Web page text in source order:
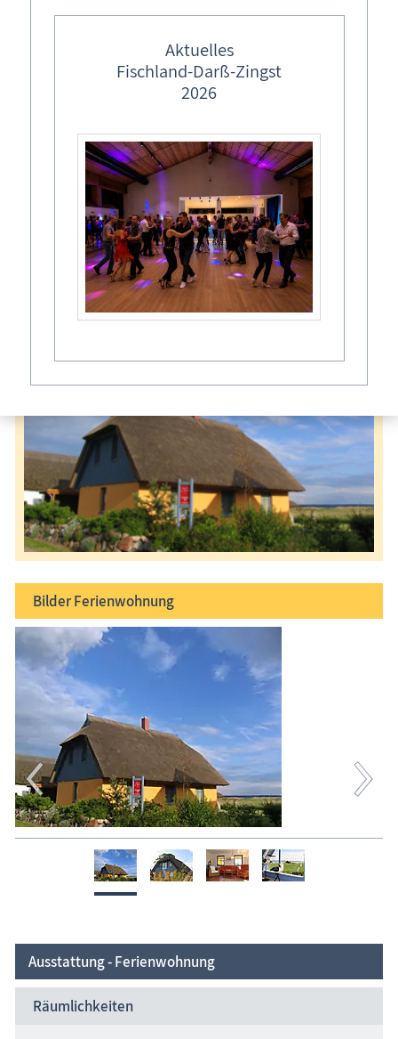
Tel.: 03 82 20 - 666 788
Buchungsformular - Ferienwohnung unverbindlich
Ferienwohnung Wieck a. Darß
BilderFerienwohnung
Ausstattung - Ferienwohnung
Räumlichkeiten
Aktuelles
Fischland-Darß-Zingst
2026